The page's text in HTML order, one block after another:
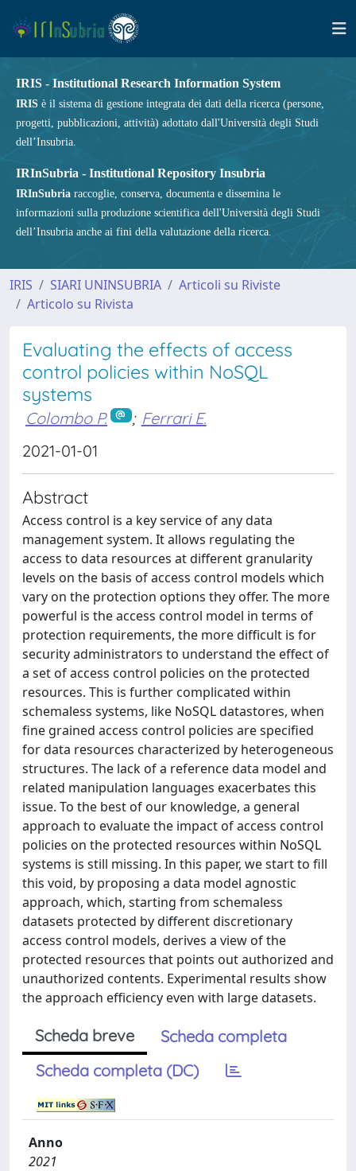
IRIS - Institutional Research Information System
IRIS è il sistema di gestione integrata dei dati della ricerca (persone,
progetti, pubblicazioni, attività) adottato dall'Università degli Studi
dell’Insubria.
IRInSubria - Institutional Repository Insubria
IRInSubria raccoglie, conserva, documenta e dissemina le
informazioni sulla produzione scientifica dell'Università degli Studi
dell’Insubria anche ai fini della valutazione della ricerca.
IRIS SIARI UNINSUBRIA
Articoli su Riviste
Articolo su Rivista
Evaluating the effects of access
control policies within NoSQL
systems
Colombo P. ; Ferrari E.
2021-01-01
Abstract
Access control is a key service of any data
management system. It allows regulating the
access to data resources at different granularity
levels on the basis of access control models which
vary on the protection options they offer. The more
powerful is the access control model in terms of
protection requirements, the more difficult is for
security administrators to understand the effect of
a set of access control policies on the protected
resources. This is further complicated within
schemaless systems, like NoSQL datastores, when
fine grained access control policies are specified
for data resources characterized by heterogeneous
structures. The lack of a reference data model and
related manipulation languages exacerbates this
issue. To the best of our knowledge, a general
approach to evaluate the impact of access control
policies on the protected resources within NoSQL
systems is still missing. In this paper, we start to fill
this void, by proposing a data model agnostic
approach, which, starting from schemaless
datasets protected by different discretionary
access control models, derives a view of the
protected resources that points out authorized and
unauthorized contents. Experimental results show
the approach efficiency even with large datasets.
Scheda breve
Scheda completa
Scheda completa (DC)
Anno
2021